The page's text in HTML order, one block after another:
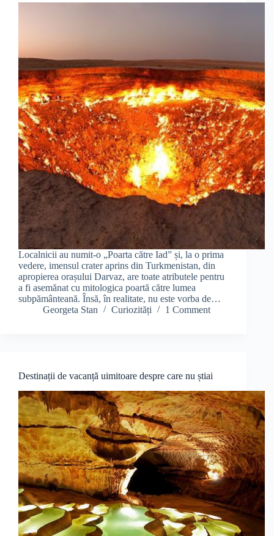
Localnicii au numit-o „Poarta către Iad” și, la o prima
vedere, imensul crater aprins din Turkmenistan, din
apropierea orașului Darvaz, are toate atributele pentru
a fi asemănat cu mitologica poartă către lumea
subpământeană. Însă, în realitate, nu este vorba de…
Georgeta Stan
Curiozități 1 Comment
Destinații de vacanță uimitoare despre care nu știai